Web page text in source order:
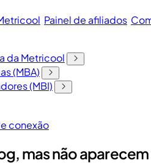
Painel de afiliados
da Metricool
(MBA)
(MBI)
conexão
mas não